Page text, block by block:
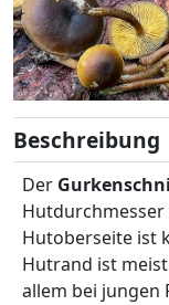
Beschreibung
Der
Hutoberseite ist
Hutrand ist
allem bei jungen